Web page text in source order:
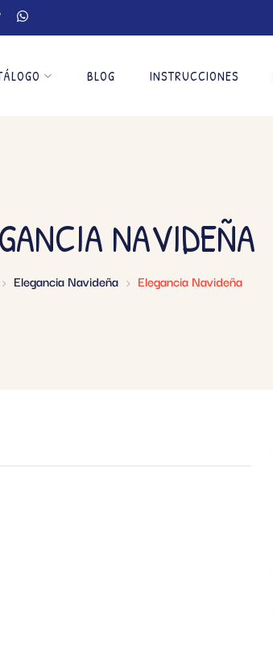
BLOG INSTRUCCIONES
NAVIDEÑA
Elegancia Navideña Elegancia Navideña